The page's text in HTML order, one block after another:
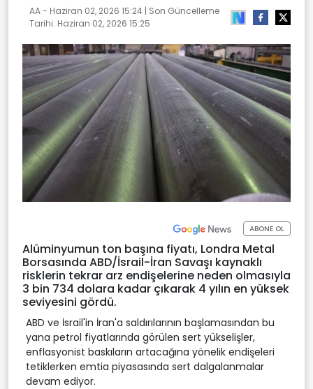
AA - Haziran 02, 2026 15:24 | Son Güncelleme
Tarihi: Haziran 02, 2026 15:25
ABONE OL
Alüminyumun ton başına fiyatı, Londra Metal
Borsasında ABD/İsrail-İran Savaşı kaynaklı
risklerin tekrar arz endişelerine neden olmasıyla
3 bin 734 dolara kadar çıkarak 4 yılın en yüksek
seviyesini gördü.
ABD ve İsrail'in İran'a saldırılarının başlamasından bu
yana petrol fiyatlarında görülen sert yükselişler,
enflasyonist baskıların artacağına yönelik endişeleri
tetiklerken emtia piyasasında sert dalgalanmalar
devam ediyor.